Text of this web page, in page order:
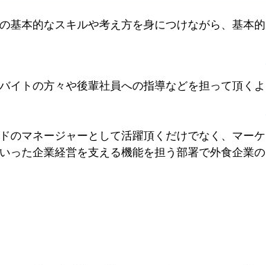
基本的なスキルや考え方を身につけながら、基本的
イトの方々や後輩社員への指導などを担って頂くよ
のマネージャーとして活躍頂くだけでなく、マーケ
った企業経営を支える機能を担う部署で外食企業の